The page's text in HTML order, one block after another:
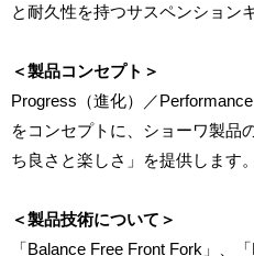
と耐久性を持つサスペンション
＜製品コンセプト＞
Progress（進化）／
をコンセプトに、ショーワ製品
ち良さと楽しさ」を提供します。
＜製品技術について＞
「Balance Free Front Fork」、